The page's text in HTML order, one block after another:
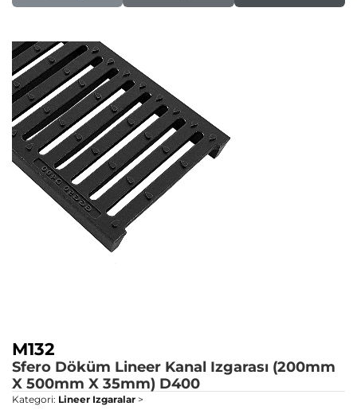
M132
Sfero Döküm Lineer Kanal Izgarası (200mm
X 500mm X 35mm) D400
Kategori: Lineer Izgaralar >